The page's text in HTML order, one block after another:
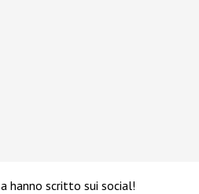
hanno scritto sui social!